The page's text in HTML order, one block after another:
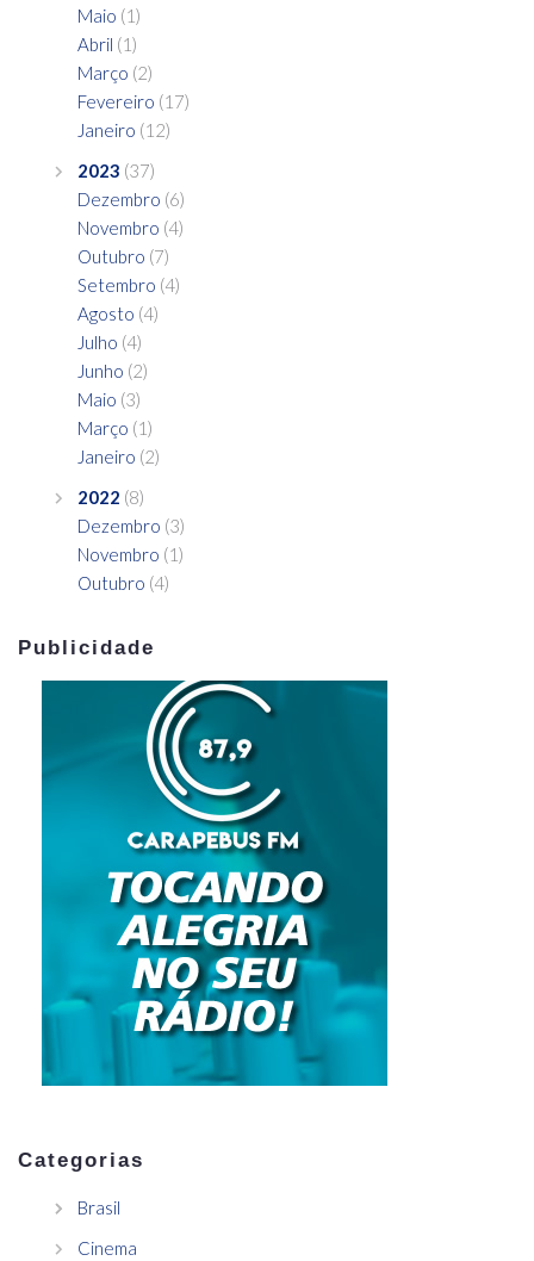
Maio (1)
Abril (1)
Março (2)
Fevereiro (17)
Janeiro (12)
2023 (37)
Dezembro (6)
Novembro (4)
Outubro (7)
Setembro (4)
Agosto (4)
Julho (4)
Junho (2)
Maio (3)
Março (1)
Janeiro (2)
2022 (8)
Dezembro (3)
Novembro (1)
Outubro (4)
Publicidade
Categorias
Brasil
Cinema